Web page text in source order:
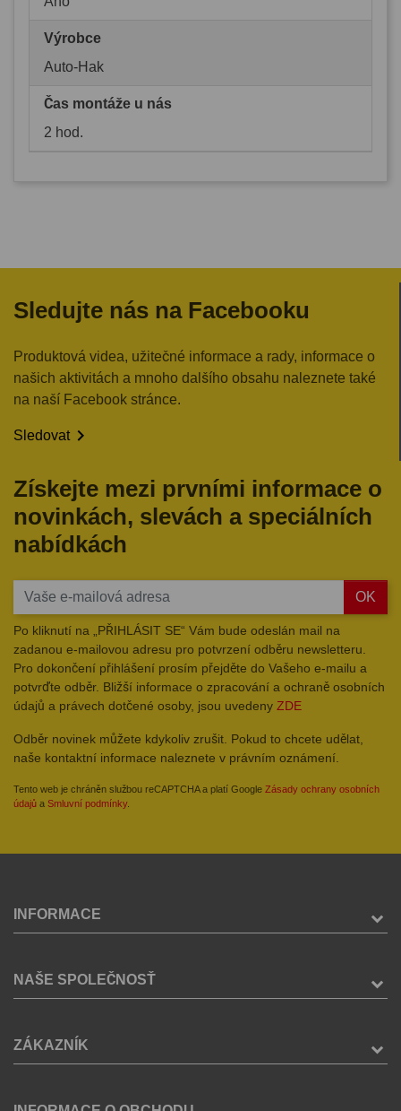
Výrobce
Auto-Hak
Čas montáže u nás
2 hod.
Sledujte nás na Facebooku
Produktová videa, užitečné informace a rady, informace o
našich aktivitách a mnoho dalšího obsahu naleznete také
na naší Facebook stránce.
Sledovat
Získejte mezi prvními informace o
novinkách, slevách a speciálních
nabídkách
OK
Po kliknutí na „PŘIHLÁSIT SE“ Vám bude odeslán mail na
zadanou e-mailovou adresu pro potvrzení odběru newsletteru.
Pro dokončení přihlášení prosím přejděte do Vašeho e-mailu a
potvrďte odběr. Bližší informace o zpracování a ochraně osobních
údajů a právech dotčené osoby, jsou uvedeny ZDE
Odběr novinek můžete kdykoliv zrušit. Pokud to chcete udělat,
naše kontaktní informace naleznete v právním oznámení.
Tento web je chráněn službou reCAPTCHA a platí Google Zásady ochrany osobních
údajů a Smluvní podmínky.
INFORMACE
NAŠE SPOLEČNOSŤ
ZÁKAZNÍK